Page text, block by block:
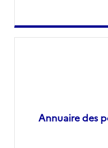
Annuaire des